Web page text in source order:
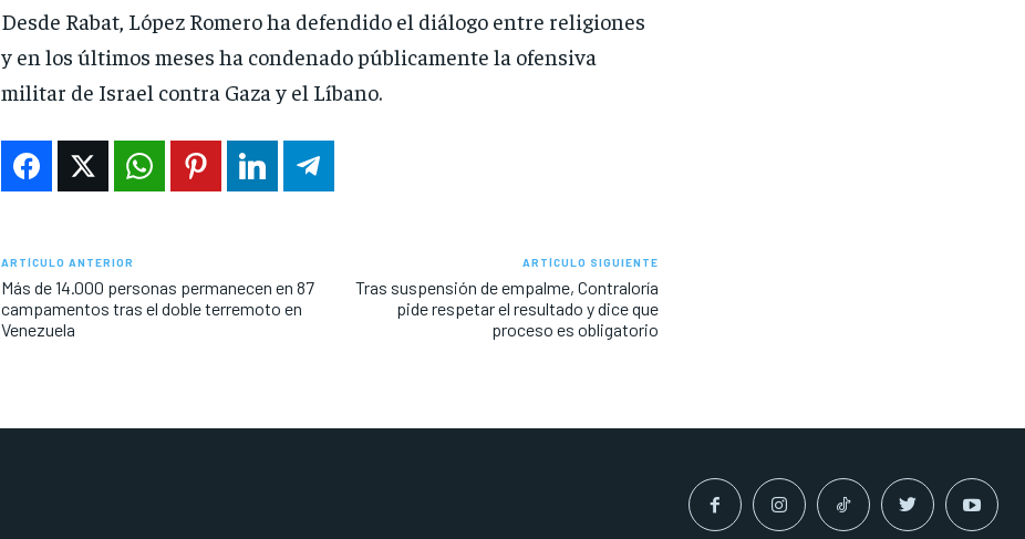
Desde Rabat, López Romero ha defendido el diálogo entre religiones
y en los últimos meses ha condenado públicamente la ofensiva
militar de Israel contra Gaza y el Líbano.
ARTÍCULO ANTERIOR
Más de 14.000 personas permanecen en 87
campamentos tras el doble terremoto en
Venezuela
ARTÍCULO SIGUIENTE
Tras suspensión de empalme, Contraloría
pide respetar el resultado y dice que
proceso es obligatorio